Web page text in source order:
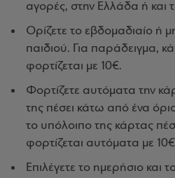
αγορές, στην Ελλάδα ή και
Ορίζετε το εβδομαδιαίο ή
παιδιού. Για παράδειγμα,
φορτίζεται με 10€.
Φορτίζετε αυτόματα την
της πέσει κάτω από ένα
το υπόλοιπο της κάρτας
φορτίζεται αυτόματα με
Επιλέγετε το ημερήσιο και